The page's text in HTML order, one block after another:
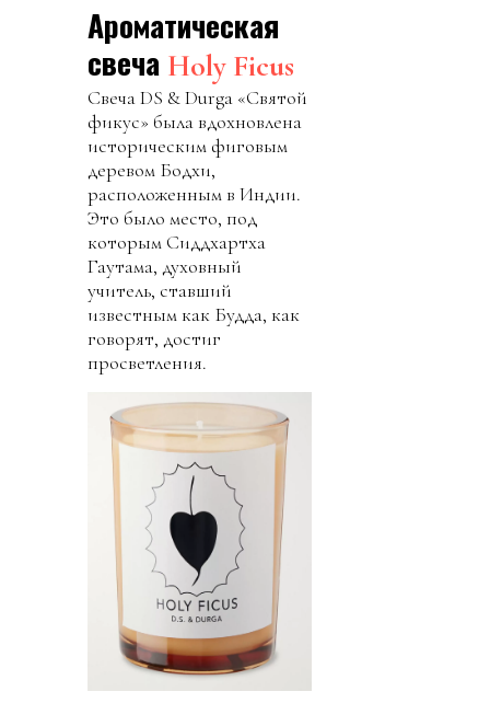
Ароматическая
свеча Holy Ficus
Свеча DS & Durga «Святой
фикус» была вдохновлена ​​
историческим фиговым
деревом Бодхи,
расположенным в Индии.
Это было место, под
которым Сиддхартха
Гаутама, духовный
учитель, ставший
известным как Будда, как
говорят, достиг
просветления.